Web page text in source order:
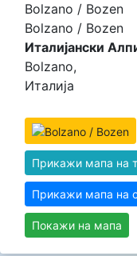
Bolzano / Bozen
Bolzano / Bozen
Италијански
Bolzano,
Италија
Прикажи мапа на
Прикажи мапа на
Покажи на мапа